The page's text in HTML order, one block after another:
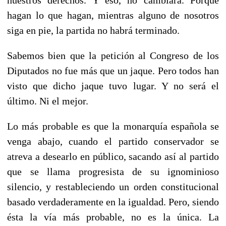
hagan lo que hagan, mientras alguno de nosotros
siga en pie, la partida no habrá terminado.
Sabemos bien que la petición al Congreso de los
Diputados no fue más que un jaque. Pero todos han
visto que dicho jaque tuvo lugar. Y no será el
último. Ni el mejor.
Lo más probable es que la monarquía española se
venga abajo, cuando el partido conservador se
atreva a desearlo en público, sacando así al partido
que se llama progresista de su ignominioso
silencio, y restableciendo un orden constitucional
basado verdaderamente en la igualdad. Pero, siendo
ésta la vía más probable, no es la única. La